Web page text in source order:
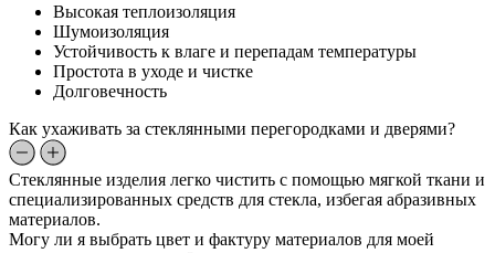
Высокая теплоизоляция
Шумоизоляция
Устойчивость к влаге и перепадам температуры
Простота в уходе и чистке
Долговечность
Как ухаживать за стеклянными перегородками и дверями?
Стеклянные изделия легко чистить с помощью мягкой ткани и
специализированных средств для стекла, избегая абразивных
материалов.
Могу ли я выбрать цвет и фактуру материалов для моей